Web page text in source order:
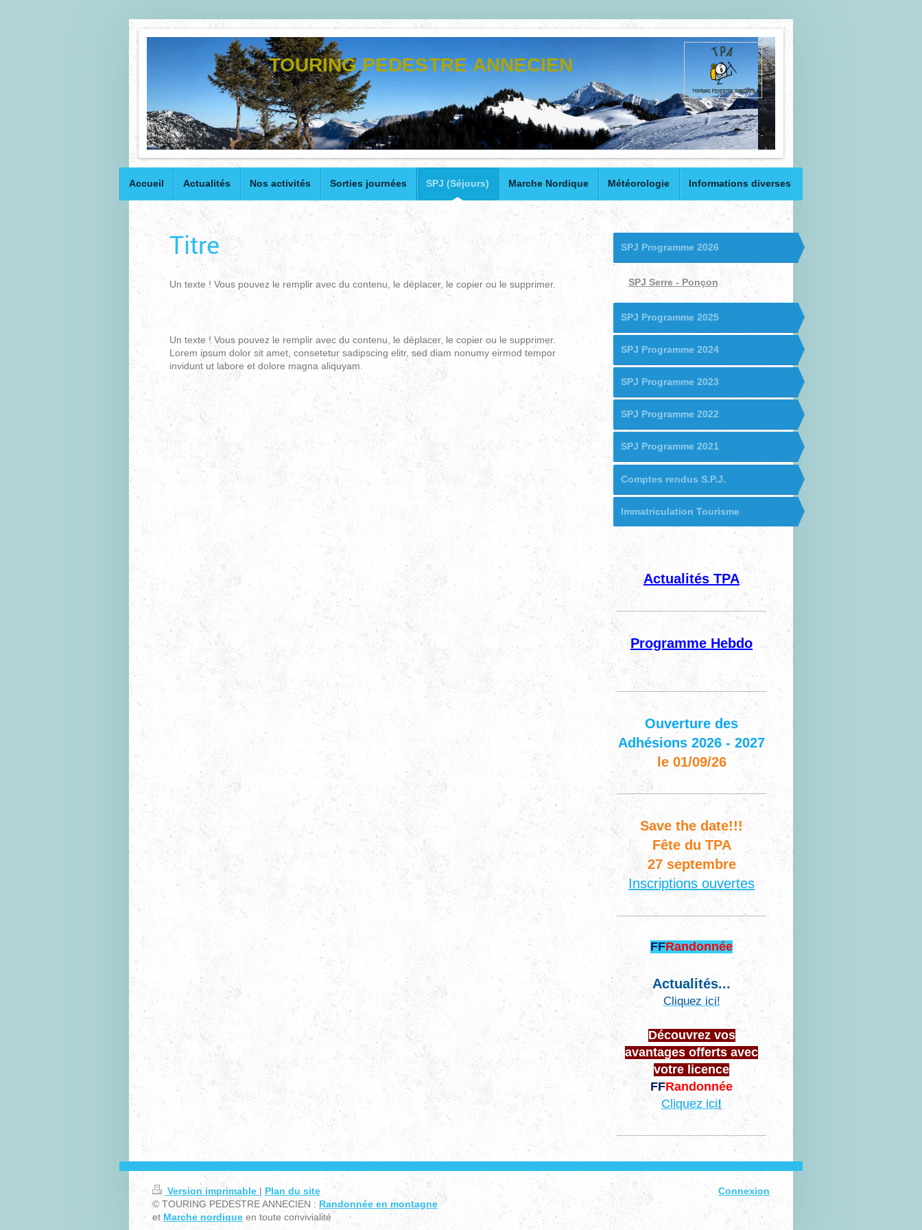
TOURING PEDESTRE ANNECIEN
Accueil Actualités Nos activités Sorties journées SPJ (Séjours) Marche Nordique Météorologie Informations diverses
Titre
Un texte ! Vous pouvez le remplir avec du contenu, le déplacer, le copier ou le supprimer.
Un texte ! Vous pouvez le remplir avec du contenu, le déplacer, le copier ou le supprimer.
Lorem ipsum dolor sit amet, consetetur sadipscing elitr, sed diam nonumy eirmod tempor
invidunt ut labore et dolore magna aliquyam.
SPJ Programme 2026
SPJ Serre - Ponçon
SPJ Programme 2025
SPJ Programme 2024
SPJ Programme 2023
SPJ Programme 2022
SPJ Programme 2021
Comptes rendus S.P.J.
Immatriculation Tourisme
Actualités TPA
Programme Hebdo
Ouverture des
Adhésions 2026 - 2027
le 01/09/26
Save the date!!!
Fête du TPA
27 septembre
Inscriptions ouvertes
FFRandonnée
Actualités...
Cliquez ici!
Découvrez vos
avantages offerts avec
votre licence
FFRandonnée
Cliquez ici!
Version imprimable | Plan du site
© TOURING PEDESTRE ANNECIEN : Randonnée en montagne
et Marche nordique en toute convivialité
Connexion